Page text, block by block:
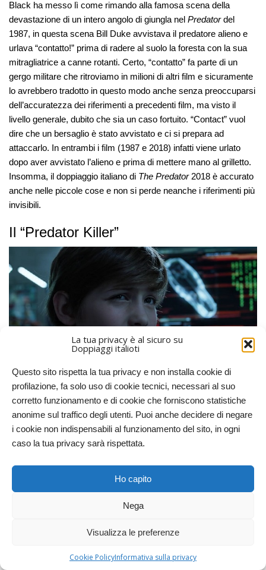
La tua privacy è al sicuro su
Doppiaggi italioti
Questo sito rispetta la tua privacy e non installa cookie di
profilazione, fa solo uso di cookie tecnici, necessari al suo
corretto funzionamento e di cookie che forniscono statistiche
anonime sul traffico degli utenti. Puoi anche decidere di negare
i cookie non indispensabili al funzionamento del sito, in ogni
caso la tua privacy sarà rispettata.
Ho capito
Nega
Visualizza le preferenze
Cookie PolicyInformativa sulla privacy
Black ha messo lì come rimando alla famosa scena della
devastazione di un intero angolo di giungla nel Predatordel
1987, in questa scena Bill Duke avvistava il predatore alieno e
urlava “contatto!” prima di radere al suolo la foresta con la sua
mitragliatrice a canne rotanti. Certo, “contatto” fa parte di un
gergo militare che ritroviamo in milioni di altri film e sicuramente
lo avrebbero tradotto in questo modo anche senza preoccuparsi
dell’accuratezza dei riferimenti a precedenti film, ma visto il
livello generale, dubito che sia un caso fortuito. “Contact” vuol
dire che un bersaglio è stato avvistato e ci si prepara ad
attaccarlo. In entrambi i film (1987 e 2018) infatti viene urlato
dopo aver avvistato l’alieno e prima di mettere mano al grilletto.
Insomma, il doppiaggio italiano di The Predator2018 è accurato
anche nelle piccole cose e non si perde neanche i riferimenti più
invisibili.
Il “Predator Killer”
Tutto bello insomma, almeno fino alla battuta finale, quando una
misteriosa capsula, contenente un dono dei Predator buoni
all’umanità, comincia ad aprirsi per rivelare il contenuto.
– Quindi questo è il suo regalo per il genere umano? […]
– Oh, wow! Oh, cavolo! Ha un nome!
pensare che interpreterà le battute del film in quella stessa